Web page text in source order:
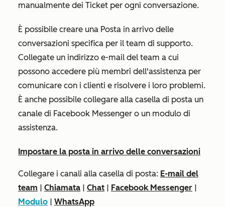
manualmente dei Ticket per ogni conversazione.
È possibile creare una Posta in arrivo delle
conversazioni specifica per il team di supporto.
Collegate un indirizzo e-mail del team a cui
possono accedere più membri dell'assistenza per
comunicare con i clienti e risolvere i loro problemi.
È anche possibile collegare alla casella di posta un
canale di Facebook Messenger o un modulo di
assistenza.
Impostare la posta in arrivo delle conversazioni
Collegare i canali alla casella di posta: E-mail del
team | Chiamata | Chat | Facebook Messenger |
Modulo | WhatsApp